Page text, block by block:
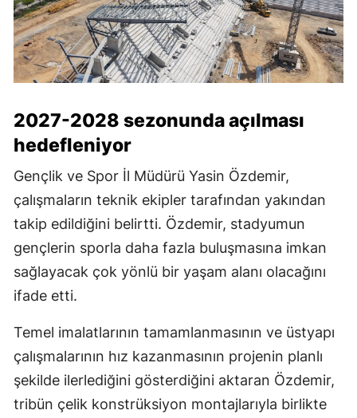
2027-2028 sezonunda açılması
hedefleniyor
Gençlik ve Spor İl Müdürü Yasin Özdemir,
çalışmaların teknik ekipler tarafından yakından
takip edildiğini belirtti. Özdemir, stadyumun
gençlerin sporla daha fazla buluşmasına imkan
sağlayacak çok yönlü bir yaşam alanı olacağını
ifade etti.
Temel imalatlarının tamamlanmasının ve üstyapı
çalışmalarının hız kazanmasının projenin planlı
şekilde ilerlediğini gösterdiğini aktaran Özdemir,
tribün çelik konstrüksiyon montajlarıyla birlikte